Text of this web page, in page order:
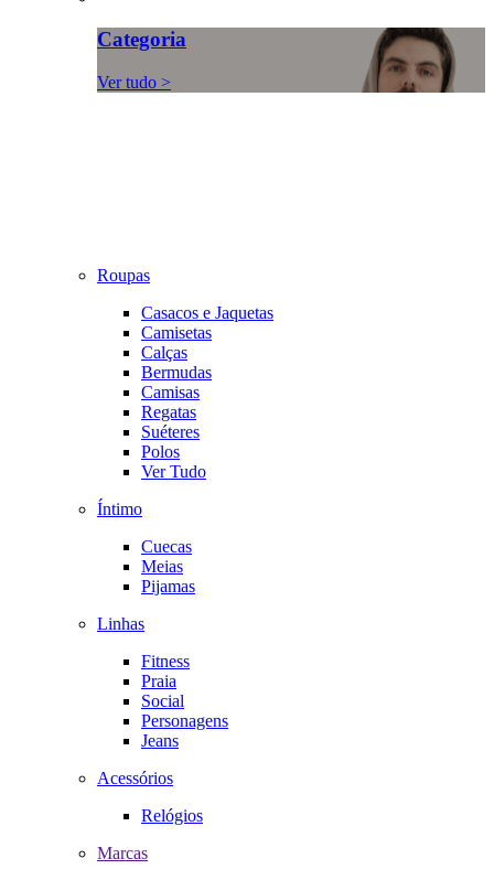
Categoria
Ver tudo >
Roupas
Casacos e Jaquetas
Camisetas
Calças
Bermudas
Camisas
Regatas
Suéteres
Polos
Ver Tudo
Íntimo
Cuecas
Meias
Pijamas
Linhas
Fitness
Praia
Social
Personagens
Jeans
Acessórios
Relógios
Marcas